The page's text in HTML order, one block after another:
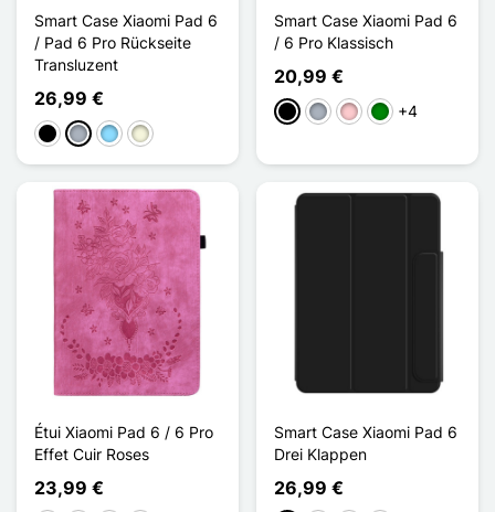
Smart Case Xiaomi Pad 6
/ Pad 6 Pro Rückseite
Transluzent
26,99 €
Schwarz
GrauHellblau
Beige
Smart Case Xiaomi Pad 6
/ 6 Pro Klassisch
20,99 €
Schwarz
GrauPinkGrün+4
Étui Xiaomi Pad 6 / 6 Pro
Effet Cuir Roses
23,99 €
Smart Case Xiaomi Pad 6
Drei Klappen
26,99 €